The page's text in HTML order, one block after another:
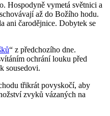
Hospodyně vymetá světnici a
až do Božího hodu.
ani čarodějnice. Dobytek se
“ z předchozího dne.
ochrání louku před
sousedovi.
třikrát povyskočí, aby
zvyků vázaných na